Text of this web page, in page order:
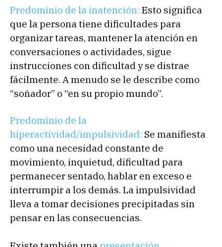
Predominio de la inatención: Esto significa
que la persona tiene dificultades para
organizar tareas, mantener la atención en
conversaciones o actividades, sigue
instrucciones con dificultad y se distrae
fácilmente. A menudo se le describe como
“soñador” o “en su propio mundo”.
Predominio de la
hiperactividad/impulsividad: Se manifiesta
como una necesidad constante de
movimiento, inquietud, dificultad para
permanecer sentado, hablar en exceso e
interrumpir a los demás. La impulsividad
lleva a tomar decisiones precipitadas sin
pensar en las consecuencias.